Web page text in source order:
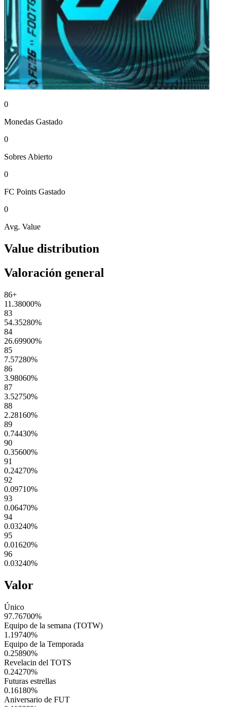
0
Monedas Gastado
0
Sobres Abierto
0
FC Points Gastado
0
Avg. Value
Value distribution
Valoración general
86+
11.38000%
83
54.35280%
84
26.69900%
85
7.57280%
86
3.98060%
87
3.52750%
88
2.28160%
89
0.74430%
90
0.35600%
91
0.24270%
92
0.09710%
93
0.06470%
94
0.03240%
95
0.01620%
96
0.03240%
Valor
Único
97.76700%
Equipo de la semana (TOTW)
1.19740%
Equipo de la Temporada
0.25890%
Revelacin del TOTS
0.24270%
Futuras estrellas
0.16180%
Aniversario de FUT